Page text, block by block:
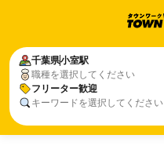
千葉県小室駅
職種を選択してください
フリーター歓迎
キーワードを選択してください